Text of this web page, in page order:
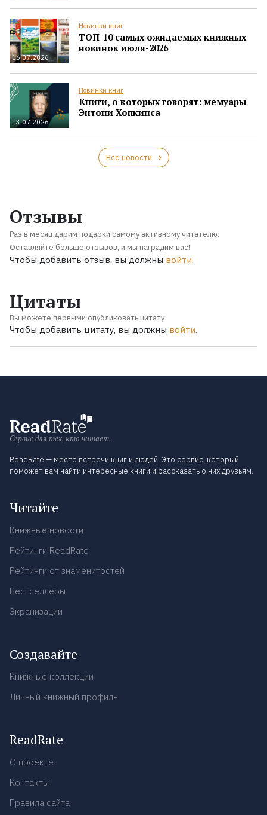
16.07.2026
Новинки книг
ТОП-10 самых ожидаемых книжных
новинок июля-2026
13.07.2026
Новинки книг
Книги, о которых говорят: мемуары
Энтони Хопкинса
Все новости
Отзывы
Раз в месяц дарим подарки самому активному читателю.
Оставляйте больше отзывов, и мы наградим вас!
Чтобы добавить отзыв, вы должны войти.
Цитаты
Вы можете первыми опубликовать цитату
Чтобы добавить цитату, вы должны войти.
Сервис для тех, кто читает.
ReadRate — место встречи книг и людей. Это сервис, который
поможет вам найти интересные книги и рассказать о них друзьям.
Читайте
Книжные новости
Рейтинги ReadRate
Рейтинги от знаменитостей
Бестселлеры
Экранизации
Создавайте
Книжные коллекции
Личный книжный профиль
ReadRate
О проекте
Контакты
Правила сайта